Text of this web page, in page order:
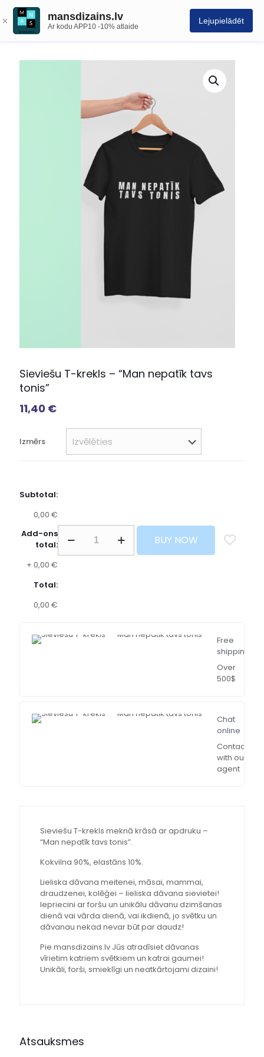
mansdizains.lv
Ar kodu APP10 -10% atlaide
Lejupielādēt
Sieviešu T-krekls – “Man nepatīk tavs
tonis”
11,40 €
Izmērs
Subtotal:
0,00 €
Add-ons
total:
+ 0,00 €
Total:
0,00 €
BUY NOW
Free
shipping
Over
500$
Chat
online
Contact
with our
agent
Sieviešu T-krekls meknā krāsā ar apdruku –
“Man nepatīk tavs tonis”.
Kokvilna 90%, elastāns 10%.
Lieliska dāvana meitenei, māsai, mammai,
draudzenei, kolēģei – lieliska dāvana sievietei!
Iepriecini ar foršu un unikālu dāvanu dzimšanas
dienā vai vārda dienā, vai ikdienā, jo svētku un
dāvanau nekad nevar būt par daudz!
Pie mansdizains.lv Jūs atradīsiet dāvanas
vīrietim katriem svētkiem un katrai gaumei!
Unikāli, forši, smieklīgi un neatkārtojami dizaini!
Atsauksmes